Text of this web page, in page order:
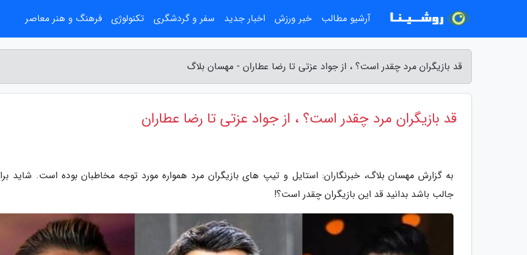
قد بازیگران مرد چقدر است؟ ، از جواد عزتی تا رضا عطاران - مهسان بلاگ
قد بازیگران مرد چقدر است؟ ، از جواد عزتی تا رضا عطاران
به گزارش مهسان بلاگ، خبرنگاران: استایل و تیپ های بازیگران مرد همواره مورد توجه مخاطبان بوده است. شاید
جالب باشد بدانید قد این بازیگران چقدر است؟!
آرشیو مطالب خبر ورزش اخبار جدید سفر و گردشگری تکنولوژی فرهنگ و هنر معاصر